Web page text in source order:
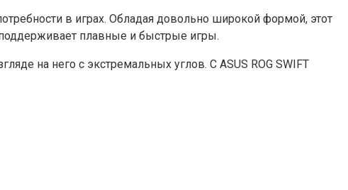
в играх. Обладая довольно широкой формой, этот
поддерживает плавные и быстрые игры.
на него с экстремальных углов. С ASUS ROG SWIFT